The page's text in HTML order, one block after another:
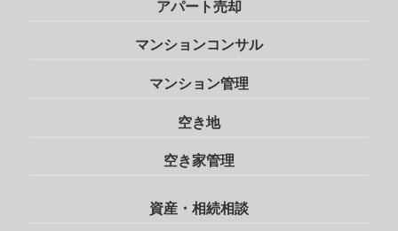
アパート売却
マンションコンサル
マンション管理
空き地
空き家管理
資産・相続相談